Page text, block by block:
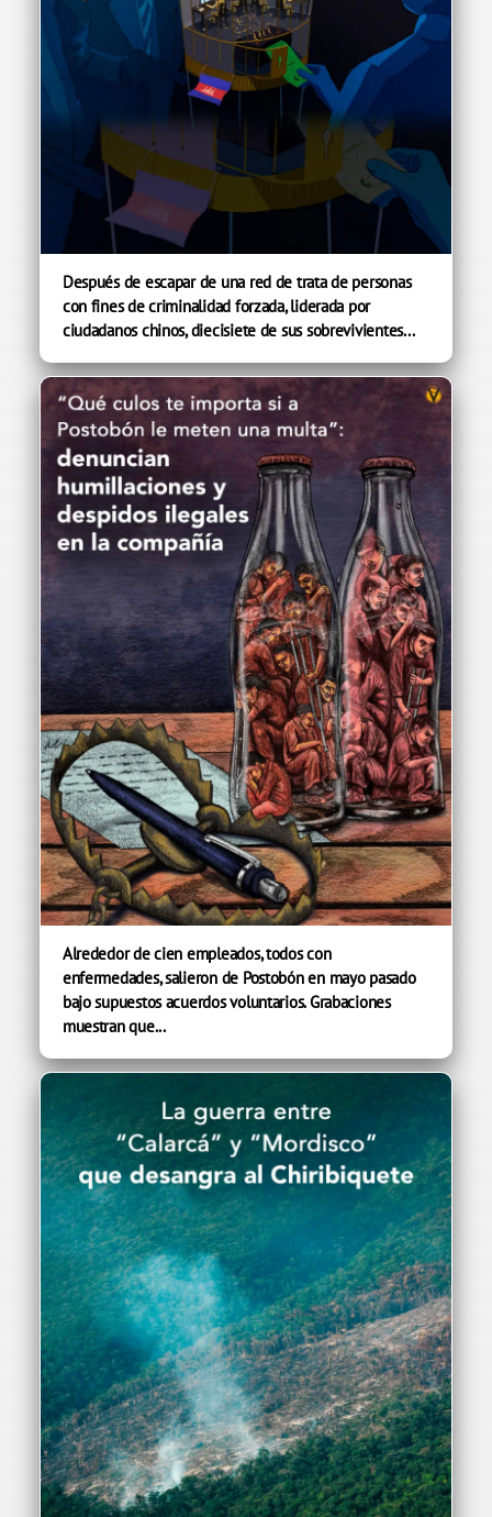
Después de escapar de una red de trata de personas
con fines de criminalidad forzada, liderada por
ciudadanos chinos, diecisiete de sus sobrevivientes...
Alrededor de cien empleados, todos con
enfermedades, salieron de Postobón en mayo pasado
bajo supuestos acuerdos voluntarios. Grabaciones
muestran que...